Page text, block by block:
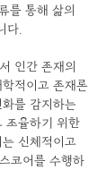
를 통해 삶의
다.
인간 존재의
적이고 존재론
를 감지하는
조율하기 위한
신체적이고
코어를 수행하